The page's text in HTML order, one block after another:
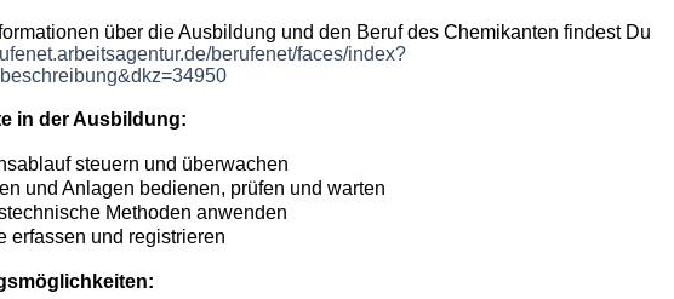
über die Ausbildung und den Beruf des Chemikanten findest Du
berufenet/faces/index?
in der Ausbildung:
steuern und überwachen
und Anlagen bedienen, prüfen und warten
Methoden anwenden
erfassen und registrieren